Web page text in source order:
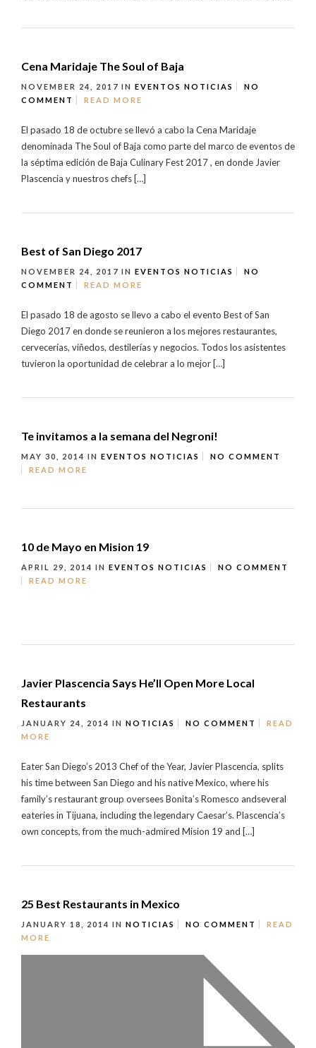
Cena Maridaje The Soul of Baja
NOVEMBER 24, 2017 IN EVENTOS NOTICIAS
NO
COMMENT
READ MORE
El pasado 18 de octubre se llevó a cabo la Cena Maridaje
denominada The Soul of Baja como parte del marco de eventos de
la séptima edición de Baja Culinary Fest 2017 , en donde Javier
Plascencia y nuestros chefs […]
Best of San Diego 2017
NOVEMBER 24, 2017 IN EVENTOS NOTICIAS
NO
COMMENT
READ MORE
El pasado 18 de agosto se llevo a cabo el evento Best of San
Diego 2017 en donde se reunieron a los mejores restaurantes,
cervecerías, viñedos, destilerías y negocios. Todos los asistentes
tuvieron la oportunidad de celebrar a lo mejor […]
Te invitamos a la semana del Negroni!
MAY 30, 2014 IN EVENTOS NOTICIAS
NO COMMENT
READ MORE
10 de Mayo en Mision 19
APRIL 29, 2014 IN EVENTOS NOTICIAS
NO COMMENT
READ MORE
Javier Plascencia Says He’ll Open More Local
Restaurants
JANUARY 24, 2014 IN NOTICIAS NO COMMENT
READ
MORE
Eater San Diego’s 2013 Chef of the Year, Javier Plascencia, splits
his time between San Diego and his native Mexico, where his
family’s restaurant group oversees Bonita’s Romesco andseveral
eateries in Tijuana, including the legendary Caesar’s. Plascencia’s
own concepts, from the much-admired Mision 19 and […]
25 Best Restaurants in Mexico
JANUARY 18, 2014 IN NOTICIAS NO COMMENT
READ
MORE